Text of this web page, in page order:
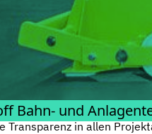
Bahn- und
einstellen. WINDHOFF
technologischen
uns in besten Händen.
Denn der Erfolg
Lösungen und höchstem
Sache ausdauernd. Was
Transparenz in allen